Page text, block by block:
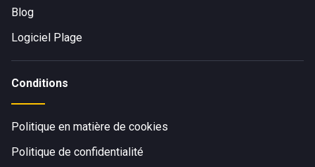
Blog
Logiciel Plage
Conditions
Politique en matière de cookies
Politique de confidentialité